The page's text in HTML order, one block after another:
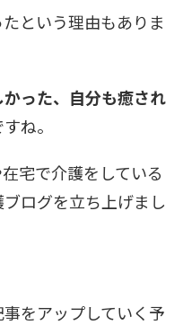
という理由もありま
った、自分も癒され
ね。
宅で介護をしている
ログを立ち上げまし
をアップしていく予